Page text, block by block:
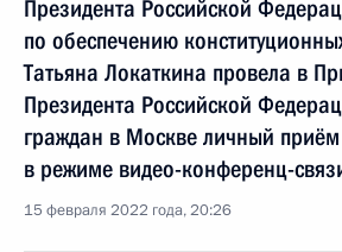
Президента Российской
по обеспечению
Татьяна Локаткина провела в
Президента Российской
граждан в Москве личный
в режиме видео-конференц-
15 февраля 2022 года, 20:26